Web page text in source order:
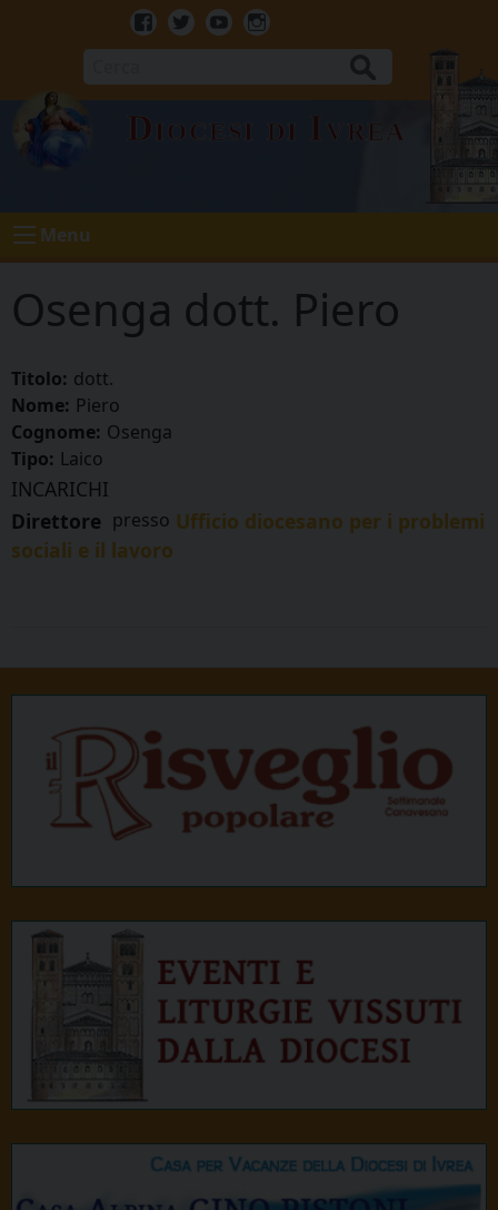
Facebook
TwitterYoutubeInstagram
Diocesi di Ivrea
Menu
Osenga dott. Piero
Titolo: dott.
Nome: Piero
Cognome: Osenga
Tipo: Laico
INCARICHI
Direttore presso Ufficio diocesano per i problemi
sociali e il lavoro